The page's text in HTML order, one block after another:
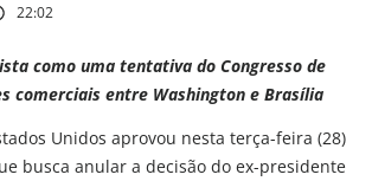
22:02
como uma tentativa do Congresso de
comerciais entre Washington e Brasília
Unidos aprovou nesta terça-feira (28)
busca anular a decisão do ex-presidente